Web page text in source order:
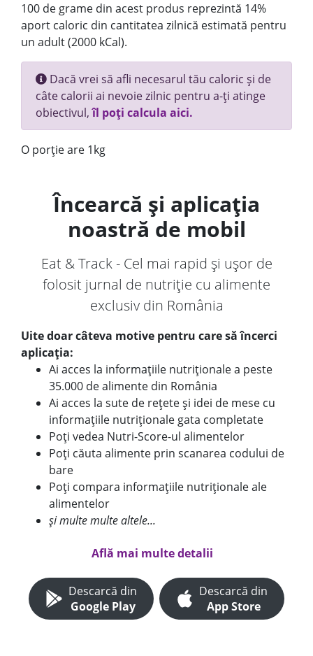
100 de grame din acest produs reprezintă 14%
aport caloric din cantitatea zilnică estimată pentru
un adult (2000 kCal).
Dacă vrei să afli necesarul tău caloric și de
câte calorii ai nevoie zilnic pentru a-ți atinge
obiectivul,îl poți calcula aici.
O porție are 1kg
Încearcă și aplicația
noastră de mobil
Eat & Track - Cel mai rapid și ușor de
folosit jurnal de nutriție cu alimente
exclusiv din România
Uite doar câteva motive pentru care să încerci
aplicația:
Ai acces la informațiile nutriționale a peste
35.000 de alimente din România
Ai acces la sute de rețete și idei de mese cu
informațiile nutriționale gata completate
Poți vedea Nutri-Score-ul alimentelor
Poți căuta alimente prin scanarea codului de
bare
Poți compara informațiile nutriționale ale
alimentelor
și multe multe altele...
Află mai multe detalii
Descarcă din
Google Play
Descarcă din
App Store